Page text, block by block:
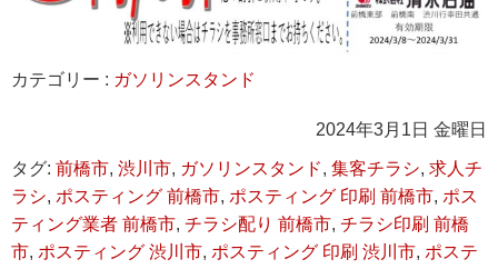
カテゴリー : ガソリンスタンド
2024年3月1日 金曜日
タグ: 前橋市, 渋川市, ガソリンスタンド, 集客チラシ, 求人チ
ラシ, ポスティング 前橋市, ポスティング 印刷 前橋市, ポス
ティング業者 前橋市, チラシ配り 前橋市, チラシ印刷 前橋
市, ポスティング 渋川市, ポスティング 印刷 渋川市, ポステ